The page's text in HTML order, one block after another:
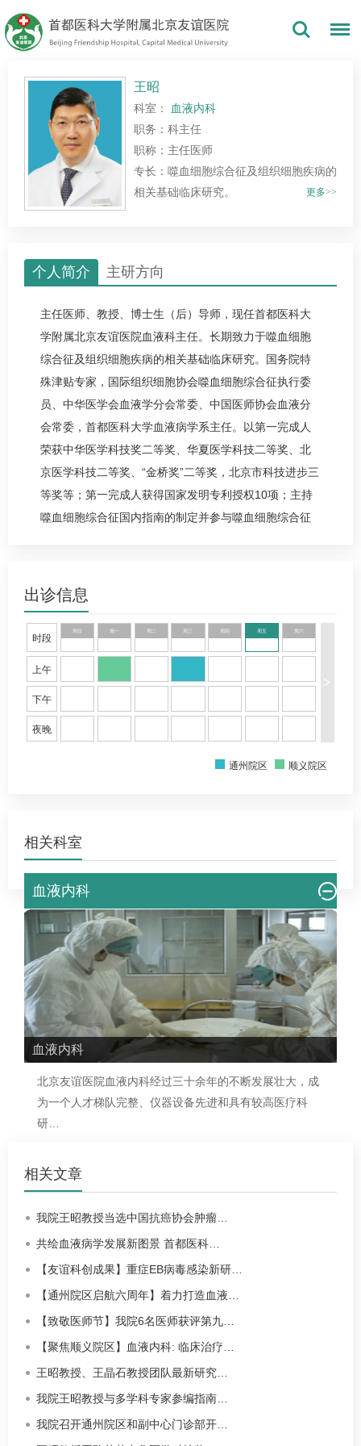
王昭
科室：
血液内科
职务：科主任
职称：主任医师
专长：噬血细胞综合征及组织细胞疾病的
相关基础临床研究。
更多>>
个人简介 主研方向
主任医师、教授、博士生（后）导师，现任首都医科大
学附属北京友谊医院血液科主任。长期致力于噬血细胞
综合征及组织细胞疾病的相关基础临床研究。国务院特
殊津贴专家，国际组织细胞协会噬血细胞综合征执行委
员、中华医学会血液学分会常委、中国医师协会血液分
会常委，首都医科大学血液病学系主任。以第一完成人
荣获中华医学科技奖二等奖、华夏医学科技二等奖、北
京医学科技二等奖、“金桥奖”二等奖，北京市科技进步三
等奖等；第一完成人获得国家发明专利授权10项；主持
噬血细胞综合征国内指南的制定并参与噬血细胞综合征
出诊信息
时段
上午
下午
夜晚
周日 周一 周三 周四 周五 周六
>
通州院区 顺义院区
相关科室
血液内科
血液内科
北京友谊医院血液内科经过三十余年的不断发展壮大，成
为一个人才梯队完整、仪器设备先进和具有较高医疗科
研…
相关文章
我院王昭教授当选中国抗癌协会肿瘤…
共绘血液病学发展新图景 首都医科…
【友谊科创成果】重症EB病毒感染新研…
【通州院区启航六周年】着力打造血液…
【致敬医师节】我院6名医师获评第九…
【聚焦顺义院区】血液内科: 临床治疗…
王昭教授、王晶石教授团队最新研究…
我院王昭教授与多学科专家参编指南…
我院召开通州院区和副中心门诊部开…